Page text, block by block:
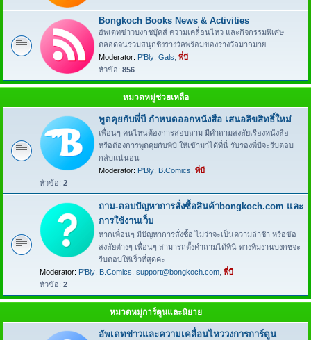
Bongkoch Books News & Activities
อัพเดทข่าวบงกชบุ๊คส์ ความเคลื่อนไหว และกิจกรรมพิเศษ
ตลอดจนร่วมสนุกชิงรางวัลพร้อมของรางวัลมากมาย
Moderator: P'Bly Gals พี่บี
หัวข้อ: 856
หมวดหมู่ช่วยเหลือ
พูดคุยกับพี่บี กำหนดออกหนังสือ เสนอลิขสิทธิ์ใหม่
เพื่อนๆ คนไหนต้องการสอบถาม มีคำถามสงสัยเรื่องหนังสือ
หรือต้องการพูดคุยกับพี่บี ให้เข้ามาได้ที่นี่ รับรองพี่บีจะรีบตอบ
กลับแน่นอน
Moderator: P'Bly B.Comics พี่บี
หัวข้อ: 2
ถาม-ตอบปัญหาการสั่งซื้อสินค้าbongkoch.com และ
การใช้งานเว็บ
หากเพื่อนๆ มีปัญหาการสั่งซื้อ ไม่ว่าจะเป็นความล่าช้า หรือข้อ
สงสัยต่างๆ เพื่อนๆ สามารถตั้งคำถามได้ที่นี่ ทางทีมงานบงกชจะ
รีบตอบให้เร็วที่สุดค่ะ
Moderator: P'Bly B.Comics support@bongkoch.com พี่บี
หัวข้อ: 2
หมวดหมู่การ์ตูนและนิยาย
อัพเดทข่าวและความเคลื่อนไหววงการการ์ตูน